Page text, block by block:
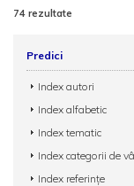
74 rezultate
Predici
Index autori
Index alfabetic
Index tematic
Index categorii de
Index referințe